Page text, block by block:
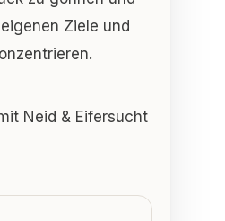
Ziele und
Neid & Eifersucht